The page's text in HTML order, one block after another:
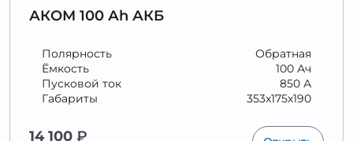
АКОМ 100 Аh АКБ
Обратная
Полярность
100 Ач
Ёмкость
850 А
Пусковой ток
353x175x190
Габариты
14 100 ₽